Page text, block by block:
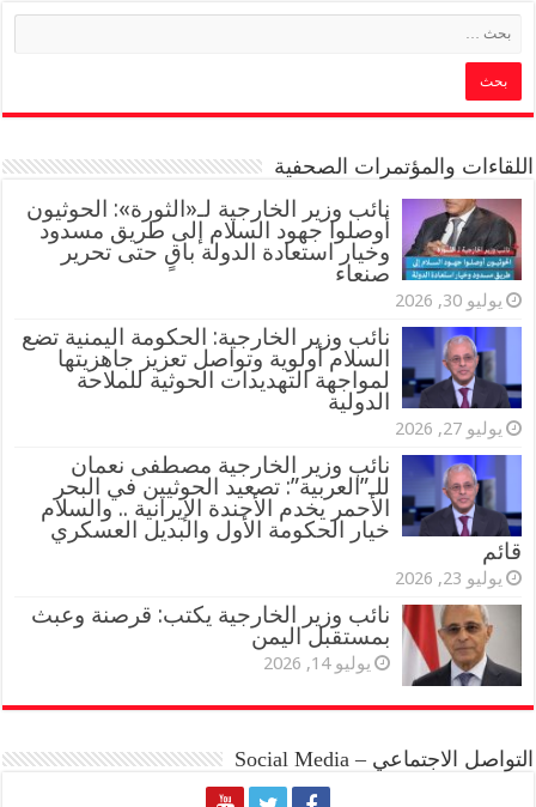
اللقاءات والمؤتمرات الصحفية
‏نائب وزير الخارجية لـ«الثورة»: الحوثيون
أوصلوا جهود السلام إلى طريق مسدود
وخيار استعادة الدولة باقٍ حتى تحرير
صنعاء
يوليو 30, 2026
نائب وزير الخارجية: الحكومة اليمنية تضع
السلام أولوية وتواصل تعزيز جاهزيتها
لمواجهة التهديدات الحوثية للملاحة
الدولية
يوليو 27, 2026
نائب وزير الخارجية مصطفى نعمان
للـ”العربية”: تصعيد الحوثيين في البحر
الأحمر يخدم الأجندة الإيرانية .. والسلام
خيار الحكومة الأول والبديل العسكري
قائم
يوليو 23, 2026
نائب وزير الخارجية يكتب: قرصنة وعبث
بمستقبل اليمن
يوليو 14, 2026
التواصل الاجتماعي – Social Media